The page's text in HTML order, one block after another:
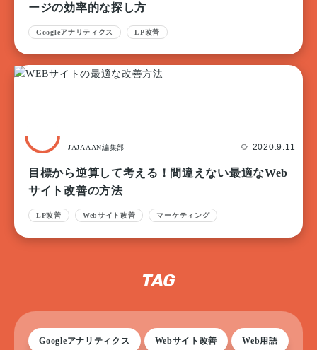
ージの効率的な探し方
Googleアナリティクス LP改善
JAJAAAN編集部 2020.9.11
目標から逆算して考える！間違えない最適なWeb
サイト改善の方法
LP改善 Webサイト改善 マーケティング
TAG
Googleアナリティクス Webサイト改善 Web用語